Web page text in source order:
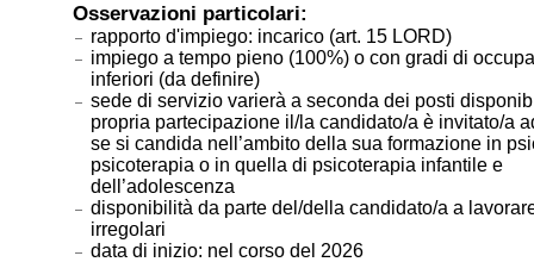
Osservazioni particolari:
rapporto d'impiego: incarico (art. 15 LORD)
impiego a tempo pieno (100%) o con gradi di
inferiori (da definire)
sede di servizio varierà a seconda dei posti
propria partecipazione il/la candidato/a è invitato/a
se si candida nell’ambito della sua formazione in
psicoterapia o in quella di psicoterapia infantile e
dell’adolescenza
disponibilità da parte del/della candidato/a a
irregolari
data di inizio: nel corso del 2026